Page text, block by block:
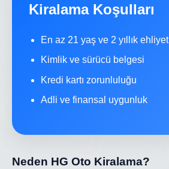
Kiralama Koşulları
En az 21 yaş ve 2 yıllık ehliyet
Kimlik ve sürücü belgesi
Kredi kartı zorunluluğu
Adli ve finansal uygunluk
Neden HG Oto Kiralama?